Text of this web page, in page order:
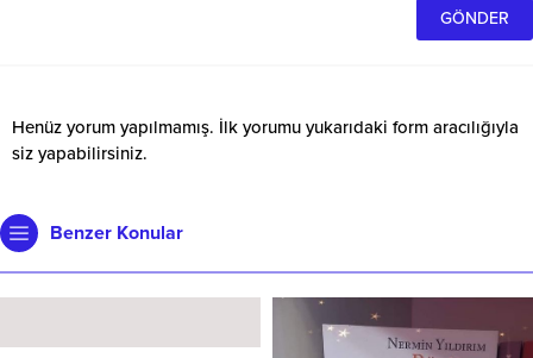
Henüz yorum yapılmamış. İlk yorumu yukarıdaki form aracılığıyla
siz yapabilirsiniz.
Benzer Konular